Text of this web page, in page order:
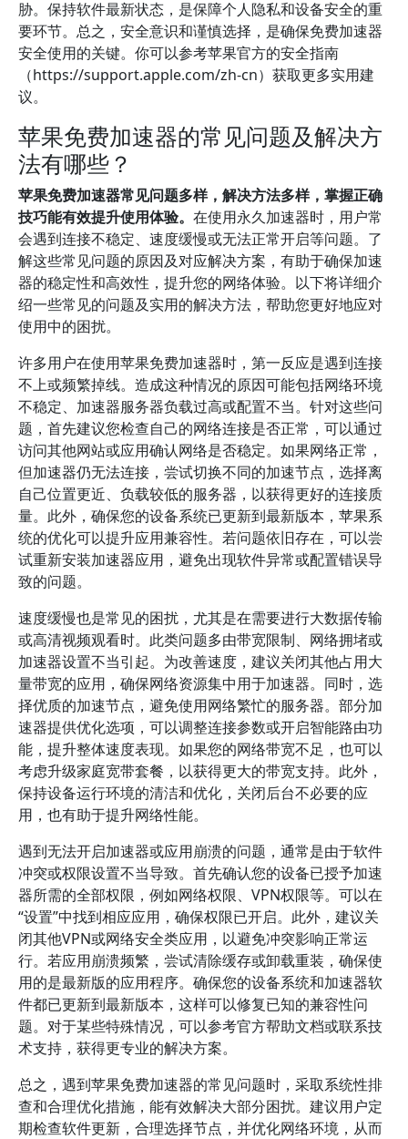
胁。保持软件最新状态，是保障个人隐私和设备安全的重
要环节。总之，安全意识和谨慎选择，是确保免费加速器
安全使用的关键。你可以参考苹果官方的安全指南
（https://support.apple.com/zh-cn）获取更多实用建
议。
苹果免费加速器的常见问题及解决方
法有哪些？
苹果免费加速器常见问题多样，解决方法多样，掌握正确
技巧能有效提升使用体验。 在使用永久加速器时，用户常
会遇到连接不稳定、速度缓慢或无法正常开启等问题。了
解这些常见问题的原因及对应解决方案，有助于确保加速
器的稳定性和高效性，提升您的网络体验。以下将详细介
绍一些常见的问题及实用的解决方法，帮助您更好地应对
使用中的困扰。
许多用户在使用苹果免费加速器时，第一反应是遇到连接
不上或频繁掉线。造成这种情况的原因可能包括网络环境
不稳定、加速器服务器负载过高或配置不当。针对这些问
题，首先建议您检查自己的网络连接是否正常，可以通过
访问其他网站或应用确认网络是否稳定。如果网络正常，
但加速器仍无法连接，尝试切换不同的加速节点，选择离
自己位置更近、负载较低的服务器，以获得更好的连接质
量。此外，确保您的设备系统已更新到最新版本，苹果系
统的优化可以提升应用兼容性。若问题依旧存在，可以尝
试重新安装加速器应用，避免出现软件异常或配置错误导
致的问题。
速度缓慢也是常见的困扰，尤其是在需要进行大数据传输
或高清视频观看时。此类问题多由带宽限制、网络拥堵或
加速器设置不当引起。为改善速度，建议关闭其他占用大
量带宽的应用，确保网络资源集中用于加速器。同时，选
择优质的加速节点，避免使用网络繁忙的服务器。部分加
速器提供优化选项，可以调整连接参数或开启智能路由功
能，提升整体速度表现。如果您的网络带宽不足，也可以
考虑升级家庭宽带套餐，以获得更大的带宽支持。此外，
保持设备运行环境的清洁和优化，关闭后台不必要的应
用，也有助于提升网络性能。
遇到无法开启加速器或应用崩溃的问题，通常是由于软件
冲突或权限设置不当导致。首先确认您的设备已授予加速
器所需的全部权限，例如网络权限、VPN权限等。可以在
“设置”中找到相应应用，确保权限已开启。此外，建议关
闭其他VPN或网络安全类应用，以避免冲突影响正常运
行。若应用崩溃频繁，尝试清除缓存或卸载重装，确保使
用的是最新版的应用程序。确保您的设备系统和加速器软
件都已更新到最新版本，这样可以修复已知的兼容性问
题。对于某些特殊情况，可以参考官方帮助文档或联系技
术支持，获得更专业的解决方案。
总之，遇到苹果免费加速器的常见问题时，采取系统性排
查和合理优化措施，能有效解决大部分困扰。建议用户定
期检查软件更新，合理选择节点，并优化网络环境，从而